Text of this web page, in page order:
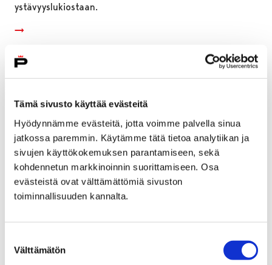
Tämä sivusto käyttää evästeitä
Hyödynnämme evästeitä, jotta voimme palvella sinua
jatkossa paremmin. Käytämme tätä tietoa analytiikan ja
sivujen käyttökokemuksen parantamiseen, sekä
kohdennetun markkinoinnin suorittamiseen. Osa
evästeistä ovat välttämättömiä sivuston
toiminnallisuuden kannalta.
valinta
Välttämätön
ystävyyslukiostaan.
Porissa